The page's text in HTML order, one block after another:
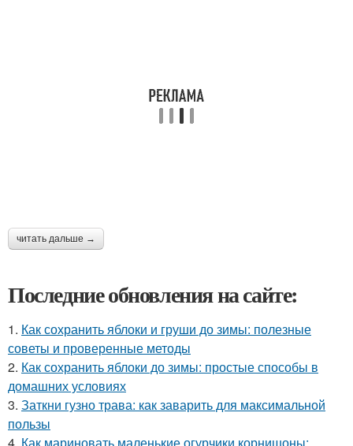
читать дальше →
Последние обновления на сайте:
1. Как сохранить яблоки и груши до зимы: полезные
советы и проверенные методы
2. Как сохранить яблоки до зимы: простые способы в
домашних условиях
3. Заткни гузно трава: как заварить для максимальной
пользы
4. Как мариновать маленькие огурчики корнишоны: